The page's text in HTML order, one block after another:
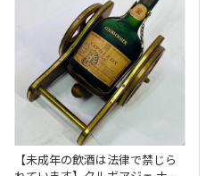
【未成年の飲酒は法律で禁じら